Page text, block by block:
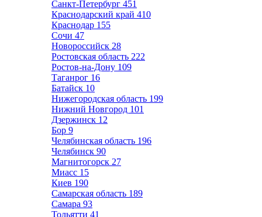
Санкт-Петербург 451
Краснодарский край 410
Краснодар 155
Сочи 47
Новороссийск 28
Ростовская область 222
Ростов-на-Дону 109
Таганрог 16
Батайск 10
Нижегородская область 199
Нижний Новгород 101
Дзержинск 12
Бор 9
Челябинская область 196
Челябинск 90
Магнитогорск 27
Миасс 15
Киев 190
Самарская область 189
Самара 93
Тольятти 41